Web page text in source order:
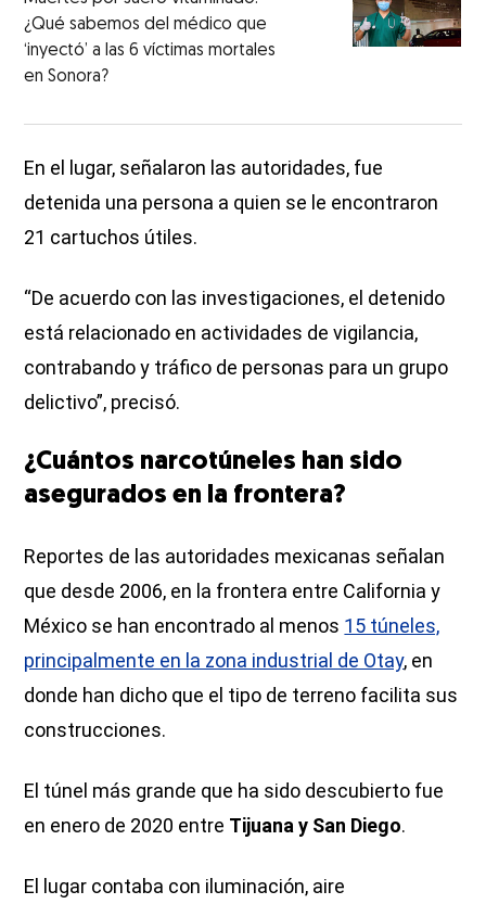
¿Qué sabemos del médico que
‘inyectó’ a las 6 víctimas mortales
en Sonora?
En el lugar, señalaron las autoridades, fue
detenida una persona a quien se le encontraron
21 cartuchos útiles.
“De acuerdo con las investigaciones, el detenido
está relacionado en actividades de vigilancia,
contrabando y tráfico de personas para un grupo
delictivo”, precisó.
¿Cuántos narcotúneles han sido
asegurados en la frontera?
Reportes de las autoridades mexicanas señalan
que desde 2006, en la frontera entre California y
México se han encontrado al menos 15 túneles,
principalmente en la zona industrial de Otay, en
donde han dicho que el tipo de terreno facilita sus
construcciones.
El túnel más grande que ha sido descubierto fue
en enero de 2020 entre Tijuana y San Diego.
El lugar contaba con iluminación, aire